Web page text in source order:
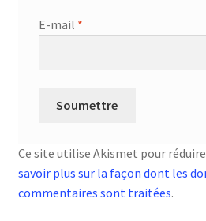
E-mail *
Ce site utilise Akismet pour
savoir plus sur la façon dont les
commentaires sont traitées.